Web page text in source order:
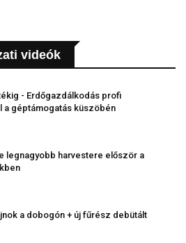
videók
- Erdőgazdálkodás profi
a géptámogatás küszöbén
legnagyobb harvestere először a
a dobogón + új fűrész debütált